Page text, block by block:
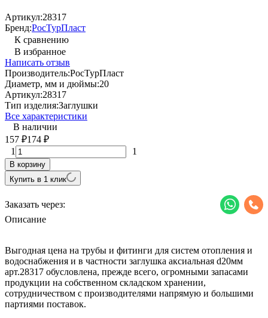
Артикул:28317
Бренд:РосТурПласт
К сравнению
В избранное
Написать отзыв
Производитель:РосТурПласт
Диаметр, мм и дюймы:20
Артикул:28317
Тип изделия:Заглушки
Все характеристики
В наличии
157 ₽174 ₽
1 1
В корзину
Купить в 1 клик
Заказать через:
Описание
Выгодная цена на трубы и фитинги для систем отопления и
водоснабжения и в частности заглушка аксиальная d20мм
арт.28317 обусловлена, прежде всего, огромными запасами
продукции на собственном складском хранении,
сотрудничеством с производителями напрямую и большими
партиями поставок.